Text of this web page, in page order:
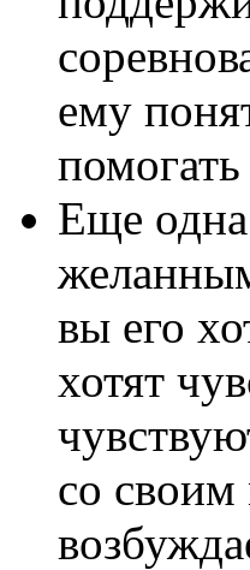
ему
Еще
вы его
хотят
со своим